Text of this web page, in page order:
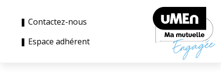
❚ Contactez-nous
❚ Espace adhérent